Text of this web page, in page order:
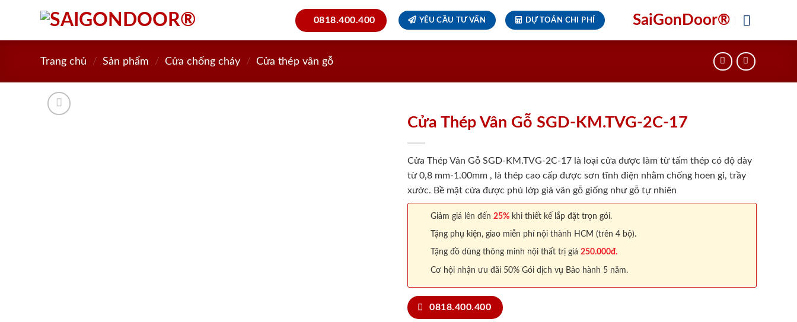
0818.400.400 YÊU CẦU TƯ VẤN DỰ TOÁN CHI PHÍ SaiGonDoor®
Trang chủ / Sản phẩm / Cửa chống cháy / Cửa thép vân gỗ
Cửa Thép Vân Gỗ SGD-KM.TVG-2C-17
Cửa Thép Vân Gỗ SGD-KM.TVG-2C-17 là loại cửa được làm từ tấm thép có độ dày
từ 0,8 mm-1.00mm , là thép cao cấp được sơn tĩnh điện nhằm chống hoen gỉ, trầy
xước. Bề mặt cửa được phủ lớp giả vân gỗ giống như gỗ tự nhiên
Giảm giá lên đến 25% khi thiết kế lắp đặt trọn gói.
Tặng phụ kiện, giao miễn phí nội thành HCM (trên 4 bộ).
Tặng đồ dùng thông minh nội thất trị giá 250.000đ.
Cơ hội nhận ưu đãi 50% Gói dịch vụ Bảo hành 5 năm.
0818.400.400